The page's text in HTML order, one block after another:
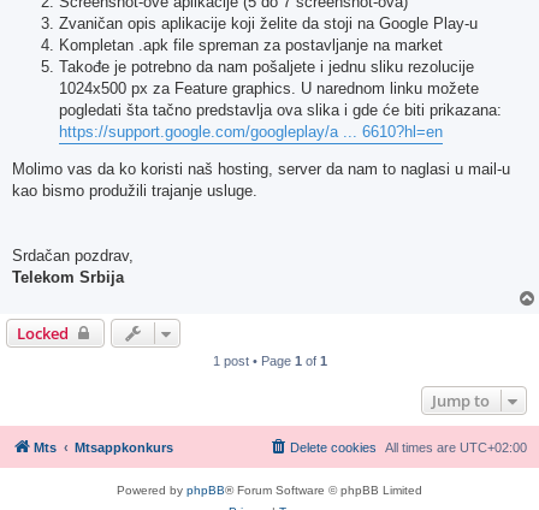
Zvaničan opis aplikacije koji želite da stoji na Google Play-u
Kompletan .apk file spreman za postavljanje na market
Takođe je potrebno da nam pošaljete i jednu sliku rezolucije
1024x500 px za Feature graphics. U narednom linku možete
pogledati šta tačno predstavlja ova slika i gde će biti prikazana:
https://support.google.com/googleplay/a ... 6610?hl=en
Molimo vas da ko koristi naš hosting, server da nam to naglasi u mail-u
kao bismo produžili trajanje usluge.
Srdačan pozdrav,
Telekom Srbija
Locked
1 post • Page 1 of 1
Jump to
Mts Mtsappkonkurs All times are UTC+02:00
Delete cookies
Powered by phpBB® Forum Software © phpBB Limited